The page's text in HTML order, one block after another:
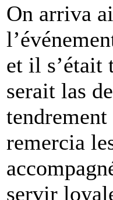
On arriva
et il s’était
serait las
remercia
servir